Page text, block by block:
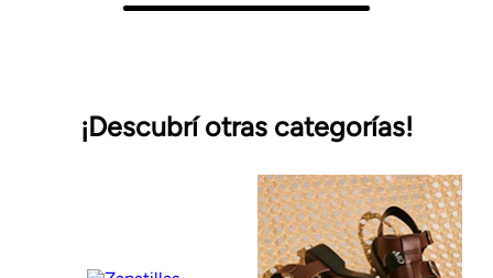
¡Descubrí otras categorías!